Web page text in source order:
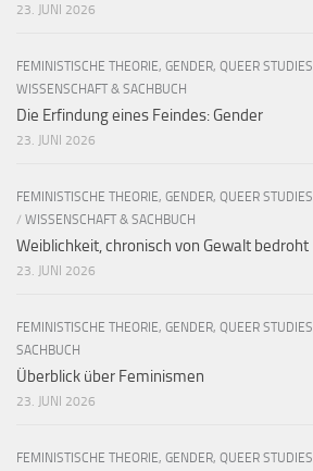
23. JUNI 2026
FEMINISTISCHE THEORIE, GENDER, QUEER STUDIES
WISSENSCHAFT & SACHBUCH
Die Erfindung eines Feindes: Gender
23. JUNI 2026
FEMINISTISCHE THEORIE, GENDER, QUEER STUDIES
/ WISSENSCHAFT & SACHBUCH
Weiblichkeit, chronisch von Gewalt bedroht
23. JUNI 2026
FEMINISTISCHE THEORIE, GENDER, QUEER STUDIES
SACHBUCH
Überblick über Feminismen
23. JUNI 2026
FEMINISTISCHE THEORIE, GENDER, QUEER STUDIES